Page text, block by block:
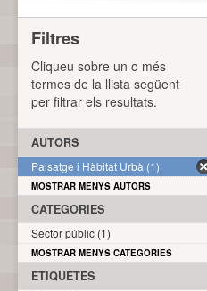
Filtres
Cliqueu sobre un o més
termes de la llista següent
per filtrar els resultats.
AUTORS
Paisatge i Hàbitat Urbà (1)
MOSTRAR MENYS AUTORS
CATEGORIES
Sector públic (1)
MOSTRAR MENYS CATEGORIES
ETIQUETES